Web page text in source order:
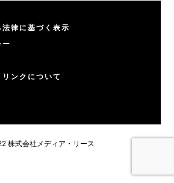
律に基づく表示
ンクについて
株式会社メディア・リース